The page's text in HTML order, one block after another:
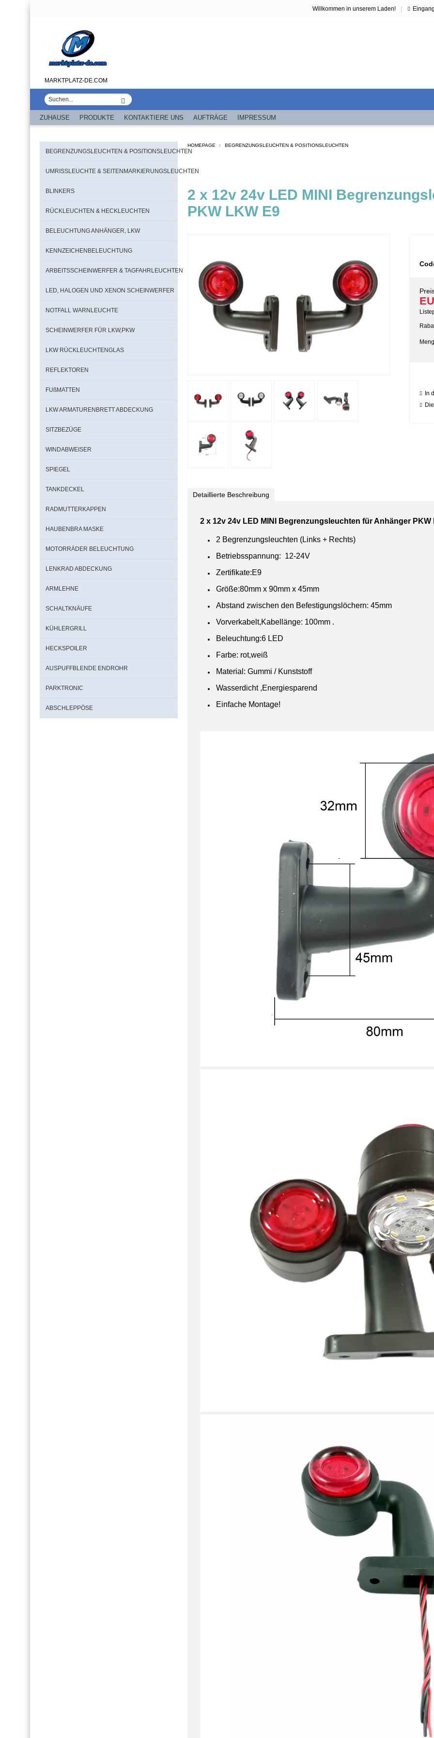
Willkommen in unserem Laden! | Eingang
MARKTPLATZ-DE.COM
ZUHAUSE PRODUKTE KONTAKTIERE UNS AUFTRÄGE IMPRESSUM
BEGRENZUNGSLEUCHTEN & POSITIONSLEUCHTEN
UMRISSLEUCHTE & SEITENMARKIERUNGSLEUCHTEN
BLINKERS
RÜCKLEUCHTEN & HECKLEUCHTEN
BELEUCHTUNG ANHÄNGER, LKW
KENNZEICHENBELEUCHTUNG
ARBEITSSCHEINWERFER & TAGFAHRLEUCHTEN
LED, HALOGEN UND XENON SCHEINWERFER
NOTFALL WARNLEUCHTE
SCHEINWERFER FÜR LKW,PKW
LKW RÜCKLEUCHTENGLAS
REFLEKTOREN
FUßMATTEN
LKW ARMATURENBRETT ABDECKUNG
SITZBEZÜGE
WINDABWEISER
SPIEGEL
TANKDECKEL
RADMUTTERKAPPEN
HAUBENBRA MASKE
MOTORRÄDER BELEUCHTUNG
LENKRAD ABDECKUNG
ARMLEHNE
SCHALTKNÄUFE
KÜHLERGRILL
HECKSPOILER
AUSPUFFBLENDE ENDROHR
PARKTRONIC
ABSCHLEPPÖSE
HOMEPAGE BEGRENZUNGSLEUCHTEN & POSITIONSLEUCHTEN
2 x 12v 24v LED MINI
PKW LKW E9
In
Detaillierte Beschreibung
2 x 12v 24v LED MINI Begrenzungsleuchten für Anhänger PKW
​2 Begrenzungsleuchten (Links + Rechts)
Betriebsspannung: 12-24V
Zertifikate:E9
Größe:80mm x 90mm x 45mm
Abstand zwischen den Befestigungslöchern: 45mm
Vorverkabelt,Kabellänge: 100mm .
Beleuchtung:6 LED
Farbe: rot,weiß
Material: Gummi / Kunststoff
Wasserdicht ,Energiesparend
Einfache Montage!